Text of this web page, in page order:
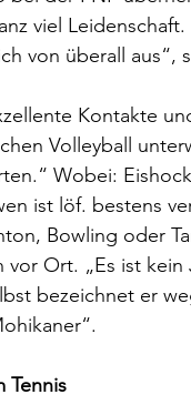
viel
von überall aus“,
Kontakte
Volleyball
Wobei:
ist löf. bestens
Bowling oder
Ort. „Es ist
bezeichnet er
Tennis